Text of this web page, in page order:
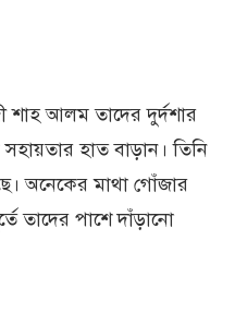
শাহ আলম তাদের দুর্দশার
হাত বাড়ান। তিনি
অনেকের মাথা গোঁজার
তাদের পাশে দাঁড়ানো